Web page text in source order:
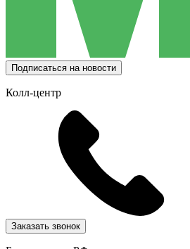
Подписаться на новости
Колл-центр
Заказать звонок